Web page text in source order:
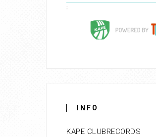
INFO
KAPE CLUBRECORDS